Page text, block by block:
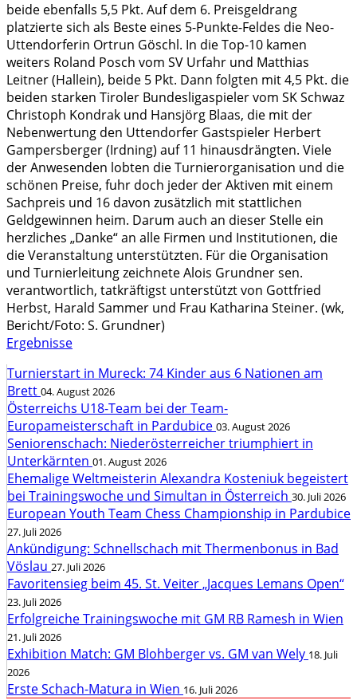
beide ebenfalls 5,5 Pkt. Auf dem 6. Preisgeldrang
platzierte sich als Beste eines 5-Punkte-Feldes die Neo-
Uttendorferin Ortrun Göschl. In die Top-10 kamen
weiters Roland Posch vom SV Urfahr und Matthias
Leitner (Hallein), beide 5 Pkt. Dann folgten mit 4,5 Pkt. die
beiden starken Tiroler Bundesligaspieler vom SK Schwaz
Christoph Kondrak und Hansjörg Blaas, die mit der
Nebenwertung den Uttendorfer Gastspieler Herbert
Gampersberger (Irdning) auf 11 hinausdrängten. Viele
der Anwesenden lobten die Turnierorganisation und die
schönen Preise, fuhr doch jeder der Aktiven mit einem
Sachpreis und 16 davon zusätzlich mit stattlichen
Geldgewinnen heim. Darum auch an dieser Stelle ein
herzliches „Danke“ an alle Firmen und Institutionen, die
die Veranstaltung unterstützten. Für die Organisation
und Turnierleitung zeichnete Alois Grundner sen.
verantwortlich, tatkräftigst unterstützt von Gottfried
Herbst, Harald Sammer und Frau Katharina Steiner. (wk,
Bericht/Foto: S. Grundner)
Ergebnisse
Turnierstart in Mureck: 74 Kinder aus 6 Nationen am
Brett 04. August 2026
Österreichs U18-Team bei der Team-
Europameisterschaft in Pardubice 03. August 2026
Seniorenschach: Niederösterreicher triumphiert in
Unterkärnten 01. August 2026
Ehemalige Weltmeisterin Alexandra Kosteniuk begeistert
bei Trainingswoche und Simultan in Österreich 30. Juli 2026
European Youth Team Chess Championship in Pardubice
27. Juli 2026
Ankündigung: Schnellschach mit Thermenbonus in Bad
Vöslau 27. Juli 2026
Favoritensieg beim 45. St. Veiter „Jacques Lemans Open“
23. Juli 2026
Erfolgreiche Trainingswoche mit GM RB Ramesh in Wien
21. Juli 2026
Exhibition Match: GM Blohberger vs. GM van Wely 18. Juli
2026
Erste Schach-Matura in Wien 16. Juli 2026